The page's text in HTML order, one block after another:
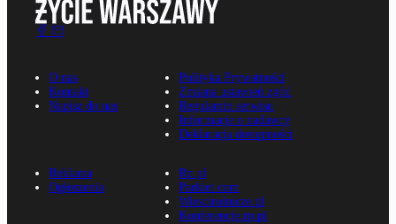
O nas
Kontakt
Napisz do nas
Polityka Prywatności
Zmiana ustawień zgód
Regulamin serwisu
Informacje o nadawcy
Deklaracja dostępności
Reklama
Ogłoszenia
Rp.pl
Parkiet.com
Wiescirolnicze.pl
Konferencje.rp.pl